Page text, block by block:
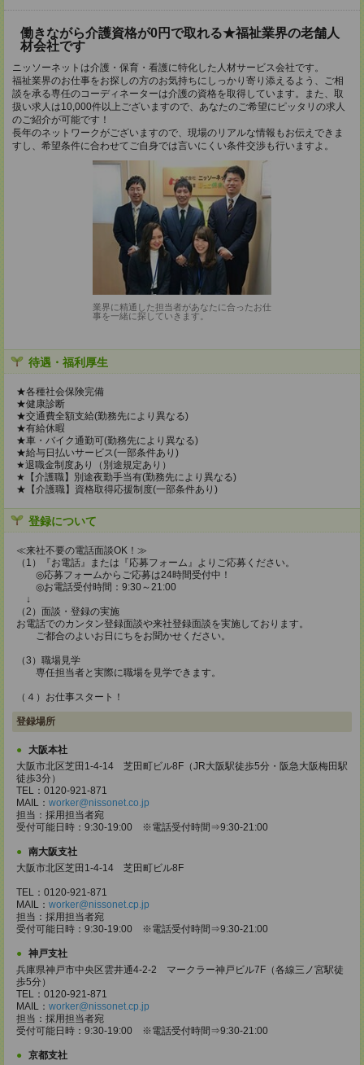
働きながら介護資格が0円で取れる★福祉業界の老舗人
材会社です
ニッソーネットは介護・保育・看護に特化した人材サービス会社です。
福祉業界のお仕事をお探しの方のお気持ちにしっかり寄り添えるよう、ご相
談を承る専任のコーディネーターは介護の資格を取得しています。また、取
扱い求人は10,000件以上ございますので、あなたのご希望にピッタリの求人
のご紹介が可能です！
長年のネットワークがございますので、現場のリアルな情報もお伝えできま
すし、希望条件に合わせてご自身では言いにくい条件交渉も行いますよ。
業界に精通した担当者があなたに合ったお仕
事を一緒に探していきます。
待遇・福利厚生
★各種社会保険完備
★健康診断
★交通費全額支給(勤務先により異なる)
★有給休暇
★車・バイク通勤可(勤務先により異なる)
★給与日払いサービス(一部条件あり)
★退職金制度あり（別途規定あり）
★【介護職】別途夜勤手当有(勤務先により異なる)
★【介護職】資格取得応援制度(一部条件あり)
登録について
≪来社不要の電話面談OK！≫
（1）『お電話』または『応募フォーム』よりご応募ください。
◎応募フォームからご応募は24時間受付中！
◎お電話受付時間：9:30～21:00
↓
（2）面談・登録の実施
お電話でのカンタン登録面談や来社登録面談を実施しております。
ご都合のよいお日にちをお聞かせください。
（3）職場見学
専任担当者と実際に職場を見学できます。
（４）お仕事スタート！
登録場所
大阪本社
大阪市北区芝田1-4-14 芝田町ビル8F（JR大阪駅徒歩5分・阪急大阪梅田駅
徒歩3分）
TEL：0120-921-871
MAIL： worker@nissonet.co.jp
担当：採用担当者宛
受付可能日時：9:30-19:00 ※電話受付時間⇒9:30-21:00
南大阪支社
大阪市北区芝田1-4-14 芝田町ビル8F
TEL：0120-921-871
MAIL： worker@nissonet.cp.jp
担当：採用担当者宛
受付可能日時：9:30-19:00 ※電話受付時間⇒9:30-21:00
神戸支社
兵庫県神戸市中央区雲井通4-2-2 マークラー神戸ビル7F（各線三ノ宮駅徒
歩5分）
TEL：0120-921-871
MAIL： worker@nissonet.cp.jp
担当：採用担当者宛
受付可能日時：9:30-19:00 ※電話受付時間⇒9:30-21:00
京都支社